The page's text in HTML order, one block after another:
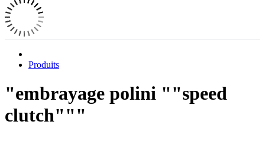
Produits
"embrayage polini ""speed
clutch"""